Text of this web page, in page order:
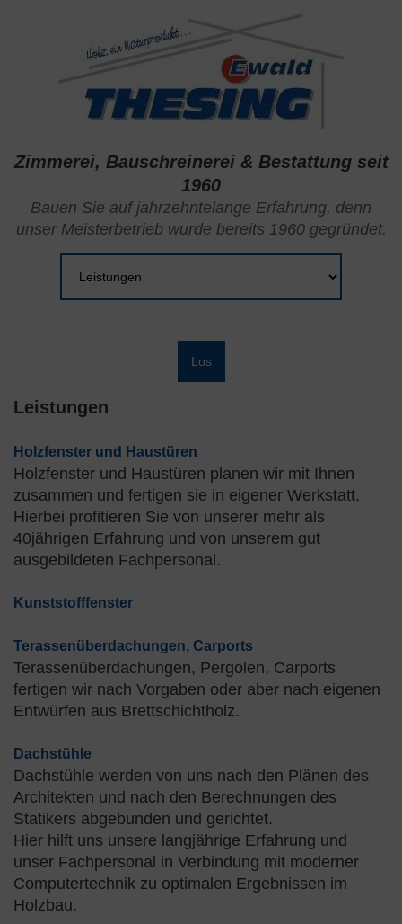
Zimmerei, Bauschreinerei & Bestattung seit
1960
Bauen Sie auf jahrzehntelange Erfahrung, denn
unser Meisterbetrieb wurde bereits 1960 gegründet.
Los
Leistungen
Holzfenster und Haustüren
Holzfenster und Haustüren planen wir mit Ihnen
zusammen und fertigen sie in eigener Werkstatt.
Hierbei profitieren Sie von unserer mehr als
40jährigen Erfahrung und von unserem gut
ausgebildeten Fachpersonal.
Kunststofffenster
Terassenüberdachungen, Carports
Terassenüberdachungen, Pergolen, Carports
fertigen wir nach Vorgaben oder aber nach eigenen
Entwürfen aus Brettschichtholz.
Dachstühle
Dachstühle werden von uns nach den Plänen des
Architekten und nach den Berechnungen des
Statikers abgebunden und gerichtet.
Hier hilft uns unsere langjährige Erfahrung und
unser Fachpersonal in Verbindung mit moderner
Computertechnik zu optimalen Ergebnissen im
Holzbau.